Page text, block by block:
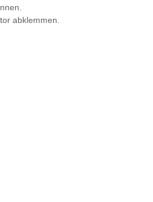
abklemmen.